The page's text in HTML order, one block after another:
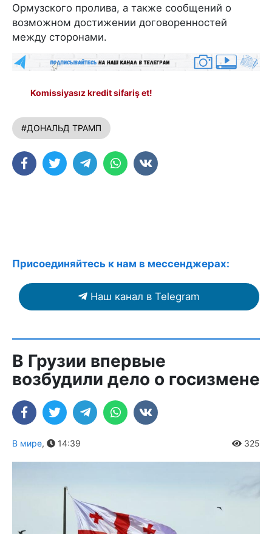
Ормузского пролива, а также сообщений о
возможном достижении договоренностей
между сторонами.
Komissiyasız kredit sifariş et!
#ДОНАЛЬД ТРАМП
Присоединяйтесь к нам в мессенджерах:
Наш канал в Telegram
В Грузии впервые
возбудили дело о госизмене
В мире, 14:39 325